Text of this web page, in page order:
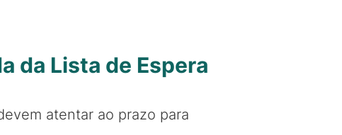
da Lista de Espera
atentar ao prazo para